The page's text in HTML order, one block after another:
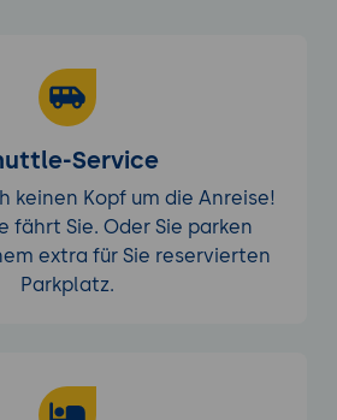
Service
keinen Kopf um die Anreise!
fährt Sie. Oder Sie parken
extra für Sie reservierten
Parkplatz.